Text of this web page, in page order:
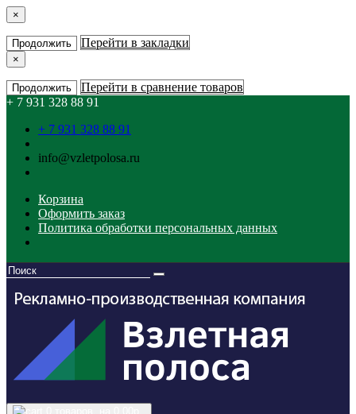
×
Продолжить Перейти в закладки
×
Продолжить
Перейти в сравнение товаров
+ 7 931 328 88 91
+ 7 931 328 88 91
info@vzletpolosa.ru
Корзина
Оформить заказ
Политика обработки персональных данных